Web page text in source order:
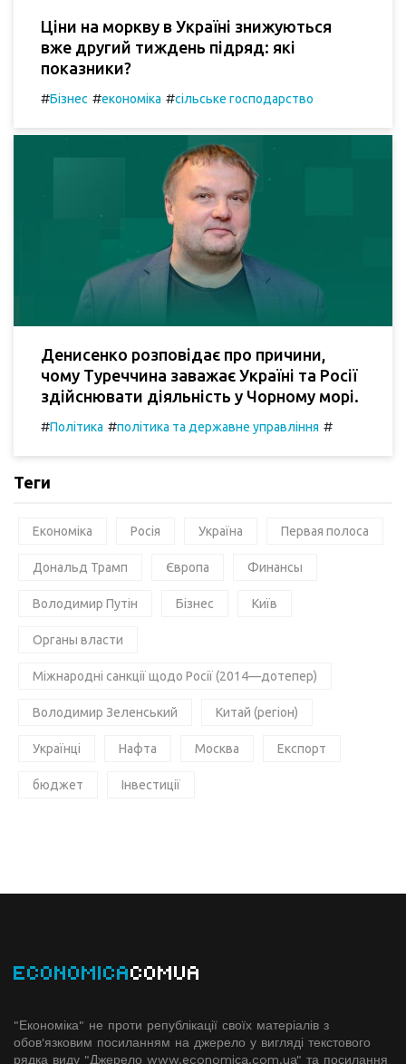
Ціни на моркву в Україні знижуються
вже другий тиждень підряд: які
показники?
#Бізнес #економіка #сільське господарство
Денисенко розповідає про причини,
чому Туреччина заважає Україні та Росії
здійснювати діяльність у Чорному морі.
#Політика #політика та державне управління #
Теги
Економіка Росія Україна Первая полоса
Дональд Трамп Європа Финансы
Володимир Путін Бізнес Київ
Органы власти
Міжнародні санкції щодо Росії (2014—дотепер)
Володимир Зеленський Китай (регіон)
Українці Нафта Москва Експорт
бюджет Інвестиції
ECONOMICACOMUA
"Економіка" не проти републікації своїх матеріалів з
обов'язковим посиланням на джерело у вигляді текстового
рядка виду "Джерело www.economiсa.com.ua" та посилання